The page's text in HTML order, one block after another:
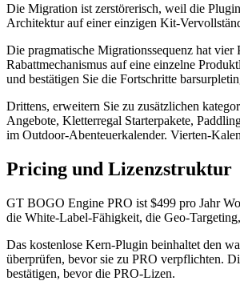
Die Migration ist zerstörerisch, weil die
Architektur auf einer einzigen Kit-
Die pragmatische Migrationssequenz hat
Rabattmechanismus auf eine einzelne
und bestätigen Sie die Fortschritte
Drittens, erweitern Sie zu zusätzlichen
Angebote, Kletterregal Starterpakete,
im Outdoor-Abenteuerkalender. Vierten-
Pricing und Lizenzstruktur
GT BOGO Engine PRO ist $499 pro Jahr
die White-Label-Fähigkeit, die Geo-
Das kostenlose Kern-Plugin beinhaltet den
überprüfen, bevor sie zu PRO verpflichten.
bestätigen, bevor die PRO-Lizen.